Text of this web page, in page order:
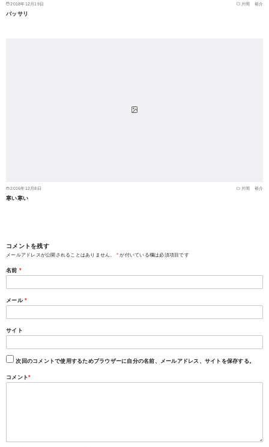
2018年12月19日 片岡 裕介
バッサリ
2016年12月8日 片岡 裕介
寒い寒い
コメントを残す
メールアドレスが公開されることはありません。 * が付いている欄は必須項目です
名前 *
メール *
サイト
次回のコメントで使用するためブラウザーに自分の名前、メールアドレス、サイトを保存する。
コメント*